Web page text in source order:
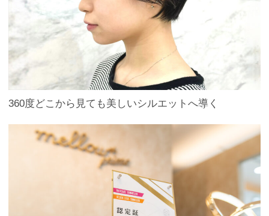
360度どこから見ても美しいシルエットへ導く